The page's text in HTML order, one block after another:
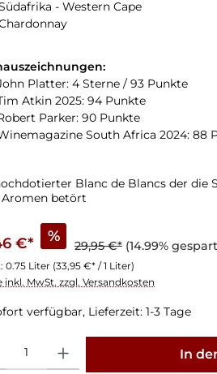
- Western Cape
Platter: 4 Sterne / 93 Punkte
Atkin 2025: 94 Punkte
Parker: 90 Punkte
South Africa 2024: 88
Blanc de Blancs der die
Aromen betört
€* %
29,95 €* (14.99%
0.75 Liter (33,95 €* / 1 Liter)
inkl. MwSt. zzgl. Versandkosten
verfügbar, Lieferzeit: 1-3 Tage
In